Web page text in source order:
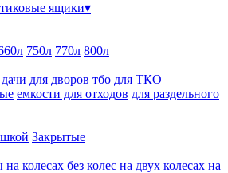
ящики▾
750л 770л 800л
для дворов тбо для ТКО
емкости для отходов для раздельного
Закрытые
колесах без колес на двух колесах на